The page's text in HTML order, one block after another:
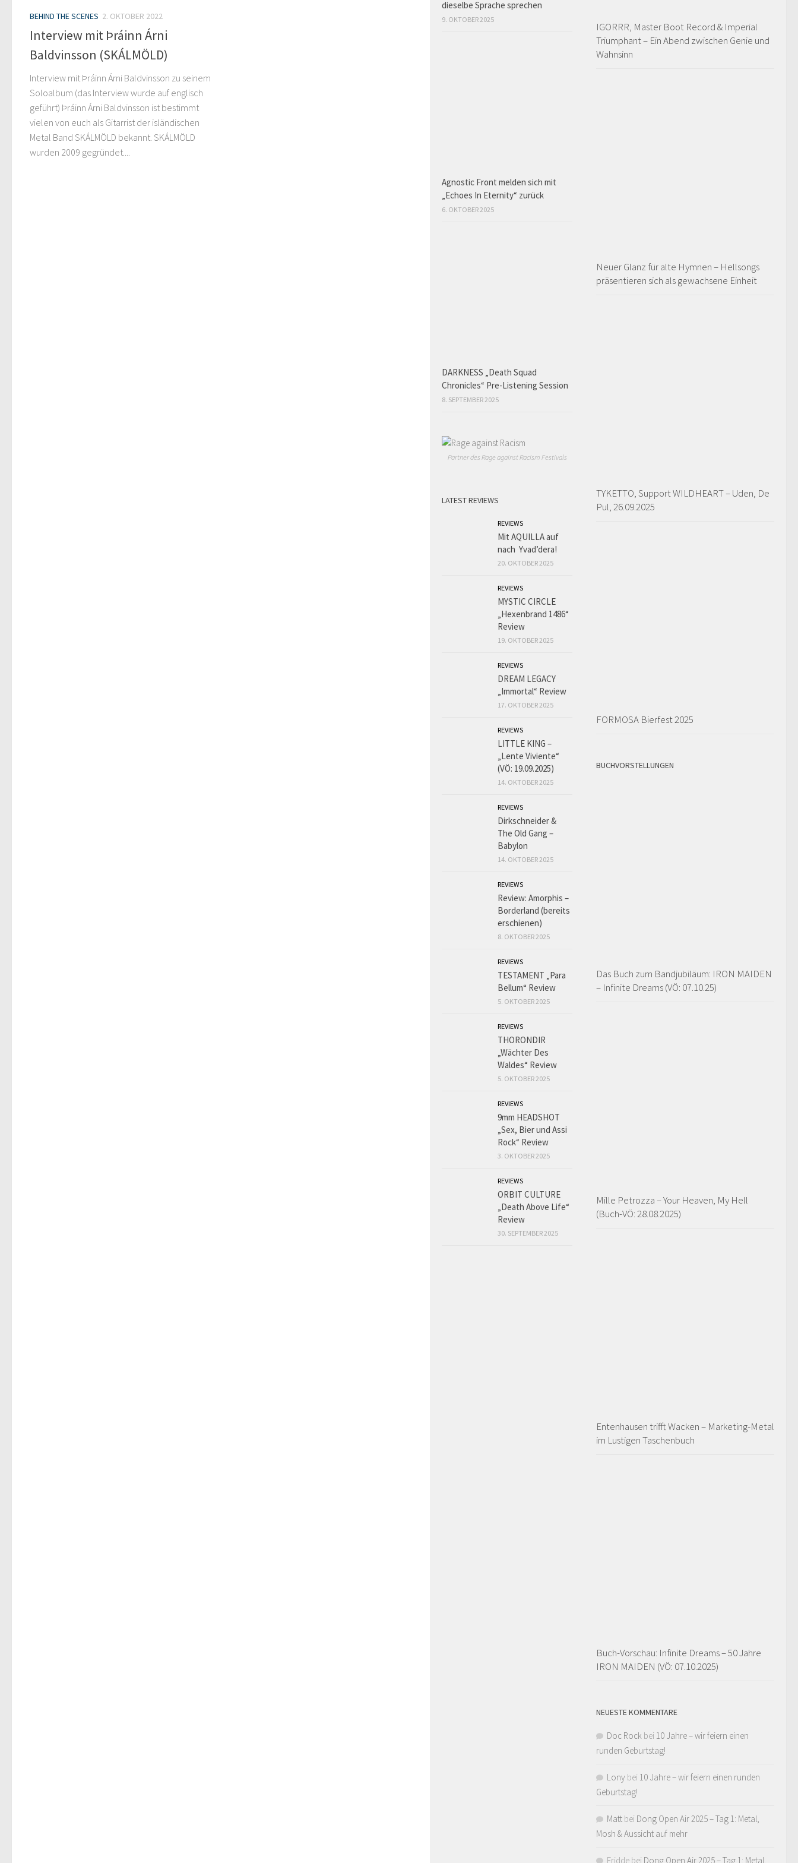
BEHIND THE SCENES 2. OKTOBER 2022
Interview mit Þráinn Árni
Baldvinsson (SKÁLMÖLD)
Interview mit Þráinn Árni Baldvinsson zu seinem
Soloalbum (das Interview wurde auf englisch
geführt) Þráinn Árni Baldvinsson ist bestimmt
vielen von euch als Gitarrist der isländischen
Metal Band SKÁLMÖLD bekannt. SKÁLMÖLD
wurden 2009 gegründet....
IGORRR, Master Boot Record & Imperial
Triumphant – Ein Abend zwischen Genie und
Wahnsinn
Neuer Glanz für alte Hymnen – Hellsongs
präsentieren sich als gewachsene Einheit
TYKETTO, Support WILDHEART – Uden, De
Pul, 26.09.2025
FORMOSA Bierfest 2025
BUCHVORSTELLUNGEN
Das Buch zum Bandjubiläum: IRON MAIDEN
– Infinite Dreams (VÖ: 07.10.25)
Mille Petrozza – Your Heaven, My Hell
(Buch-VÖ: 28.08.2025)
Entenhausen trifft Wacken – Marketing-Metal
im Lustigen Taschenbuch
Buch-Vorschau: Infinite Dreams – 50 Jahre
IRON MAIDEN (VÖ: 07.10.2025)
NEUESTE KOMMENTARE
Doc Rock bei 10 Jahre – wir feiern einen
runden Geburtstag!
Lony bei 10 Jahre – wir feiern einen runden
Geburtstag!
Matt bei Dong Open Air 2025 – Tag 1: Metal,
Mosh & Aussicht auf mehr
Fridde bei Dong Open Air 2025 – Tag 1: Metal,
dieselbe Sprache sprechen
9. OKTOBER 2025
Agnostic Front melden sich mit
„Echoes In Eternity“ zurück
6. OKTOBER 2025
DARKNESS „Death Squad
Chronicles“ Pre-Listening Session
8. SEPTEMBER 2025
Partner des Rage against Racism Festivals
LATEST REVIEWS
REVIEWS
Mit AQUILLA auf
nach Yvad’dera!
20. OKTOBER 2025
REVIEWS
MYSTIC CIRCLE
„Hexenbrand 1486“
Review
19. OKTOBER 2025
REVIEWS
DREAM LEGACY
„Immortal“ Review
17. OKTOBER 2025
REVIEWS
LITTLE KING –
„Lente Viviente“
(VÖ: 19.09.2025)
14. OKTOBER 2025
REVIEWS
Dirkschneider &
The Old Gang –
Babylon
14. OKTOBER 2025
REVIEWS
Review: Amorphis –
Borderland (bereits
erschienen)
8. OKTOBER 2025
REVIEWS
TESTAMENT „Para
Bellum“ Review
5. OKTOBER 2025
REVIEWS
THORONDIR
„Wächter Des
Waldes“ Review
5. OKTOBER 2025
REVIEWS
9mm HEADSHOT
„Sex, Bier und Assi
Rock“ Review
3. OKTOBER 2025
REVIEWS
ORBIT CULTURE
„Death Above Life“
Review
30. SEPTEMBER 2025